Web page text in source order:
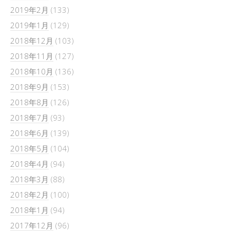
2019年2月 (133)
2019年1月 (129)
2018年12月 (103)
2018年11月 (127)
2018年10月 (136)
2018年9月 (153)
2018年8月 (126)
2018年7月 (93)
2018年6月 (139)
2018年5月 (104)
2018年4月 (94)
2018年3月 (88)
2018年2月 (100)
2018年1月 (94)
2017年12月 (96)